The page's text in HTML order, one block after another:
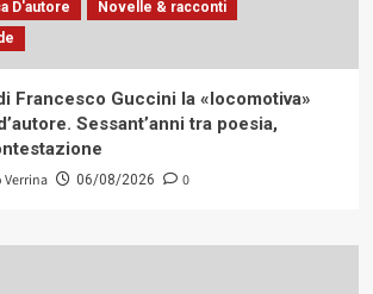
D'autore
Novelle & racconti
Francesco Guccini la «locomotiva»
Sessant’anni tra poesia,
Verrina 06/08/2026 0